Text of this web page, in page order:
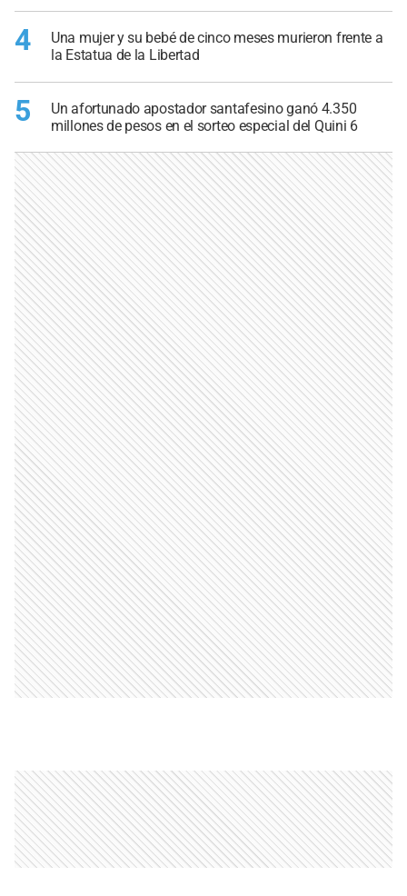
4
Una mujer y su bebé de cinco meses murieron frente a
la Estatua de la Libertad
5
Un afortunado apostador santafesino ganó 4.350
millones de pesos en el sorteo especial del Quini 6